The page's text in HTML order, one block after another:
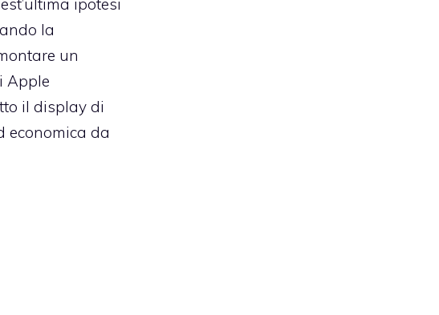
ipotesi
la
un
Apple
il display di
economica da